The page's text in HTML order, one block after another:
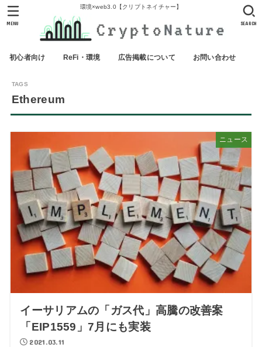
環境×web3.0【クリプトネイチャー】
初心者向け ReFi・環境 広告掲載について お問い合わせ
SEARCH
MENU
Ethereum
ニュース
イーサリアムの「ガス代」高騰の改善案
「EIP1559」7月にも実装
2021.03.11